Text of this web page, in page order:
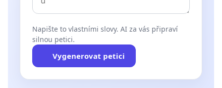
Napište to vlastními slovy. AI za vás připraví
silnou petici.
Vygenerovat petici